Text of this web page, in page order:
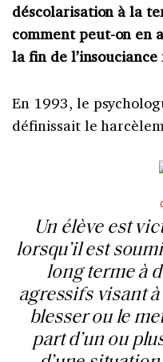
déscolarisation à la
comment peut-on en
la fin de
En 1993, le
définissait le
Un élève est
lorsqu’il est
long terme à
agressifs visant
blesser ou le
part d’un ou